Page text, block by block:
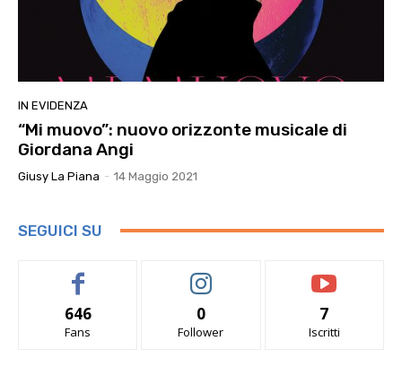
IN EVIDENZA
“Mi muovo”: nuovo orizzonte musicale di
Giordana Angi
Giusy La Piana - 14 Maggio 2021
SEGUICI SU
646
Fans
0
Follower
7
Iscritti